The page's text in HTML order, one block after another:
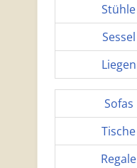
Stühle
Sessel
Liegen
Sofas
Tische
Regale